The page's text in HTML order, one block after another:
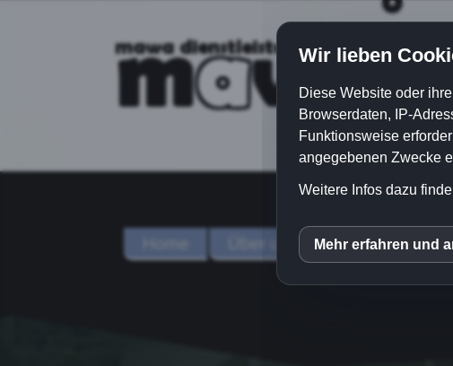
mawa Dienstleistungen GmbH
mawa
Dienstleistung
Wir lieben
Diese Website oder
Browserdaten, IP-
Funktionsweise
angegebenen Zwecke
Weitere Infos dazu
inCMS
Mehr erfahren und